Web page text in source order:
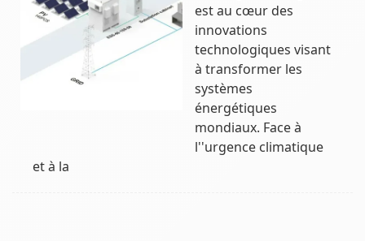
est au cœur des
innovations
technologiques visant
à transformer les
systèmes
énergétiques
mondiaux. Face à
l''urgence climatique
et à la